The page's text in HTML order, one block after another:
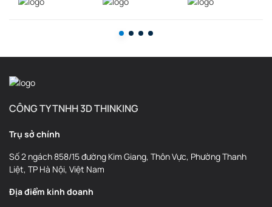
CÔNG TY TNHH 3D THINKING
Trụ sở chính
Số 2 ngách 858/15 đường Kim Giang, Thôn Vực, Phường Thanh
Liệt, TP Hà Nội, Việt Nam
Địa điểm kinh doanh